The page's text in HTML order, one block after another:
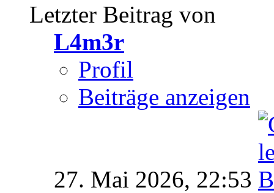
Letzter Beitrag von
L4m3r
Profil
Beiträge anzeigen
27. Mai 2026, 22:53